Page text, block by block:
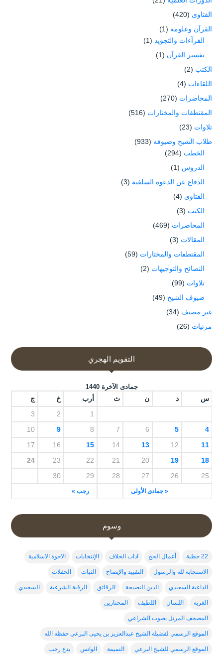
الفتاوى (420)
القرآن وعلومه (1)
القرآءات والتجويد (1)
تفسير القرآن (1)
الكتب (2)
اللقاءات (4)
المحاضرات (270)
المقتطفات والمختارات (516)
تلاوات (23)
طلاب الشيخ وضيوفه (933)
الخطب (294)
الدروس (1)
الدفاع عن الدعوة السلفية (3)
الفتاوى (4)
الكتب (3)
المحاضرات (469)
المقالات (3)
المقتطفات والمختارات (59)
النصائح والتوجيهات (2)
تلاوات (99)
ضيوف الشيخ (49)
غير مصنف (34)
مرئيات (26)
التقويم الهجري
جمادى الآخرة 1440
س د ن ث أرب خ ج
« جمادى الأولى رجب »
1
2
3
4
5
6
7
8
9
10
11
12
13
14
15
16
17
18
19
20
21
22
23
24
25
26
27
28
29
30
وسوم
22 خطبة أعمال الحج اداب الخلاف الإنتخابات الاخوة الاسلامية
الاستجابة لله والرسول التقييد والإيضاح الثبات الحفلات
الداعية السعيدي الدين النصيحة الرقائق الرقية الشرعية السعيدي
الغربة اللسان اللطيف المحتارين
المصحف المرتل بصوت الشراعي
الموقع الرسمي لفضيلة الشيخ عبدالعزيز بن يحيى البرعي حفظه الله
الموقع الرسمي للشيخ البرعي النميمة الواتس بدع رجب